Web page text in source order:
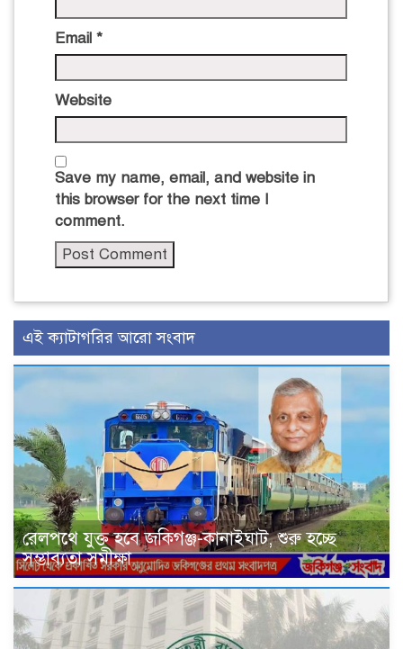
Email *
Website
Save my name, email, and website in
this browser for the next time I
comment.
এই ক্যাটাগরির আরো সংবাদ
রেলপথে যুক্ত হবে জকিগঞ্জ-কানাইঘাট, শুরু হচ্ছে
সম্ভাব্যতা সমীক্ষা